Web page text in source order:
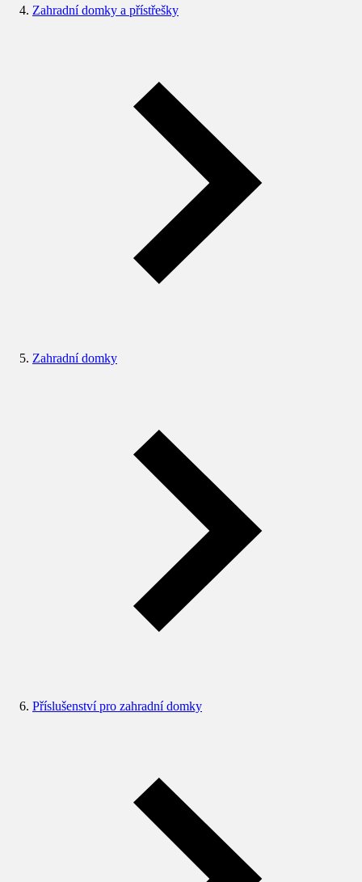
Zahradní domky a přístřešky
Zahradní domky
Příslušenství pro zahradní domky